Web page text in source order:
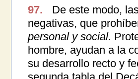
97.
De este modo,
negativas, que
personal y social.
hombre, ayudan a la
su desarrollo recto y